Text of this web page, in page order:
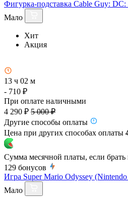
Фигурка-подставка Cable Guy: DC:
Мало
Хит
Акция
13 ч 02 м
- 710 ₽
При оплате наличными
4 290 ₽ 5 000 ₽
Другие способы оплаты
Цена при других способах оплаты
Сумма месячной платы, если брать
129 бонусов
Игра Super Mario Odyssey
Мало